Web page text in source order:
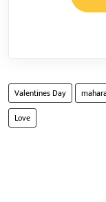
Valentines Day
Love